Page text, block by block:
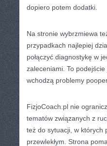
dopiero potem dodatki.
Na stronie wybrzmiewa
przypadkach najlepiej
połączyć diagnostykę w
zaleceniami. To
wchodzą problemy
FizjoCoach.pl nie
tematów związanych z
też do sytuacji, w których
przewlekłym. Strona